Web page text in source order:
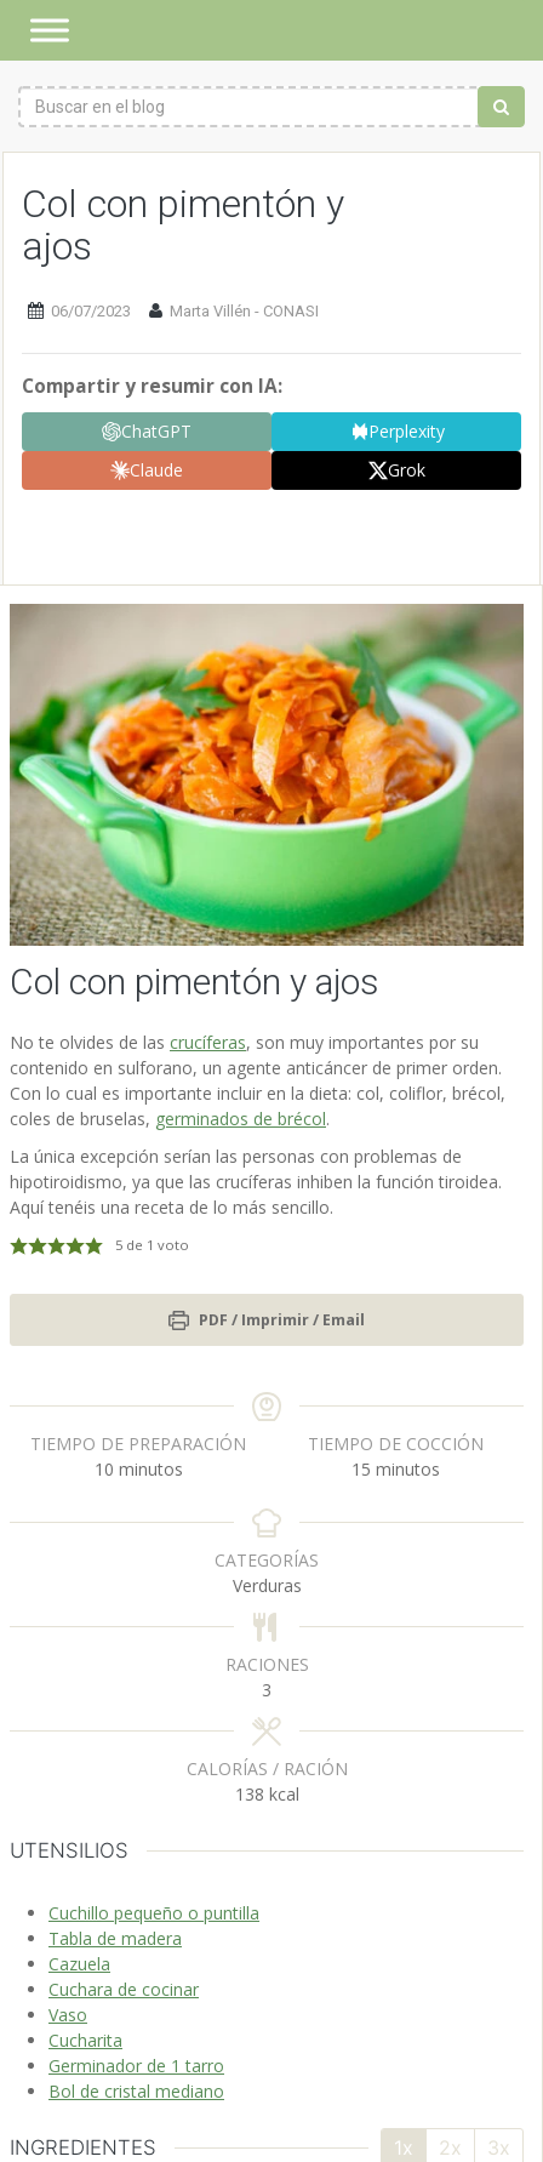
Col con pimentón y
ajos
06/07/2023 Marta Villén - CONASI
Compartir y resumir con IA:
ChatGPT
Perplexity
Claude
Grok
Col con pimentón y ajos
No te olvides de las crucíferas, son muy importantes por su
contenido en sulforano, un agente anticáncer de primer orden.
Con lo cual es importante incluir en la dieta: col, coliflor, brécol,
coles de bruselas, germinados de brécol.
La única excepción serían las personas con problemas de
hipotiroidismo, ya que las crucíferas inhiben la función tiroidea.
Aquí tenéis una receta de lo más sencillo.
5de 1 voto
PDF / Imprimir / Email
TIEMPO DE PREPARACIÓN
10m
n
s
minutos
TIEMPO DE COCCIÓN
15m
n
s
minutos
CATEGORÍAS
Verduras
RACIONES
3
CALORÍAS / RACIÓN
138 kcal
UTENSILIOS
Cuchillo pequeño o puntilla
Tabla de madera
Cazuela
Cuchara de cocinar
Vaso
Cucharita
Germinador de 1 tarro
Bol de cristal mediano
INGREDIENTES 1x 2x 3x